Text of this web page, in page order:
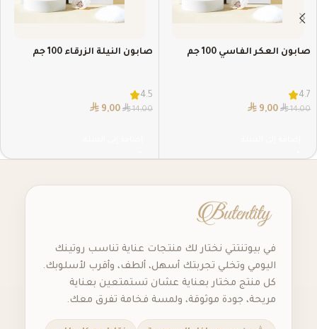
صابون العكر الفاسي 100 جم
4.7
⃁14,00
⃁ 9,00
صابون النيلة الزرقاء 100 جم
4.5
⃁14,00
⃁ 9,00
في بيوتنتتي نختار لك منتجات عناية تناسب روتينك
اليومي وتخلي تجربتك أسهل، ألطف، وأقرب لأسلوبك.
كل منتج مختار بعناية عشان تستمتعين بعناية
مريحة، جودة موثوقة، ولمسة فخامة تفرق معك.